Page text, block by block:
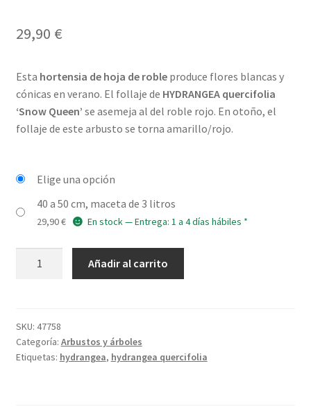
29,90 €
Esta hortensia de hoja de robleproduce flores blancas y
cónicas en verano. El follaje de HYDRANGEA quercifolia
‘Snow Queen’ se asemeja al del roble rojo. En otoño, el
follaje de este arbusto se torna amarillo/rojo.
Elige una opción
40 a 50 cm, maceta de 3 litros
29,90€ En stock — Entrega: 1 a 4 días hábiles *
cantidad
Añadir al carrito
SKU: 47758
Categoría: Arbustos y árboles
Etiquetas: hydrangea, hydrangea quercifolia